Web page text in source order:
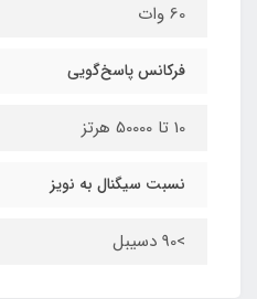
60 وات
فرکانس پاسخ‌گویی
10 تا 50000 هرتز
نسبت سیگنال به نویز
>90 دسیبل